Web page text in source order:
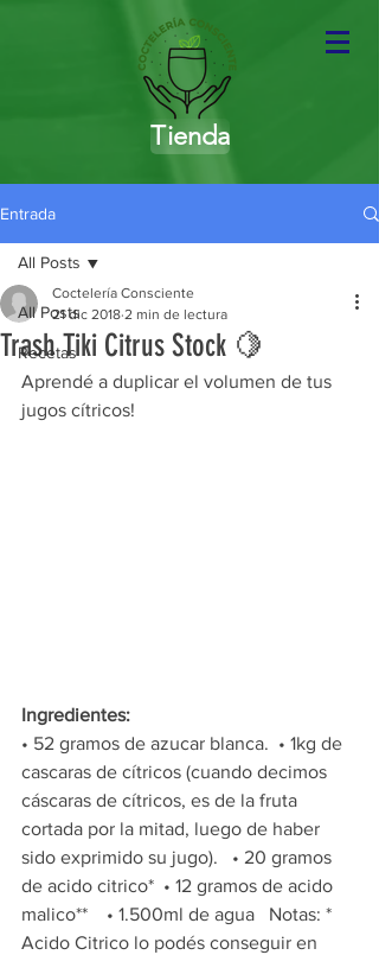
Tienda
Entrada
All Posts
Recetas
All Posts
Trash Tiki Citrus Stock 🍋
Coctelería Consciente
21 dic 2018 2 min de lectura
Aprendé a duplicar el volumen de tus
jugos cítricos!
Ingredientes:
• 52 gramos de azucar blanca.  • 1kg de
cascaras de cítricos (cuando decimos
cáscaras de cítricos, es de la fruta
cortada por la mitad, luego de haber
sido exprimido su jugo).   • 20 gramos
de acido citrico*  • 12 gramos de acido
malico**    • 1.500ml de agua   Notas: *
Acido Citrico lo podés conseguir en